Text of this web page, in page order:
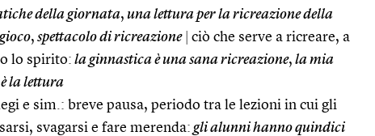
della giornata, una lettura per la ricreazione della
gioco, spettacolo di ricreazione
ciò che serve a ricreare, a
lo spirito: la ginnastica è una sana ricreazione, la mia
la lettura
e sim.: breve pausa, periodo tra le lezioni in cui gli
svagarsi e fare merenda: gli alunni hanno quindici